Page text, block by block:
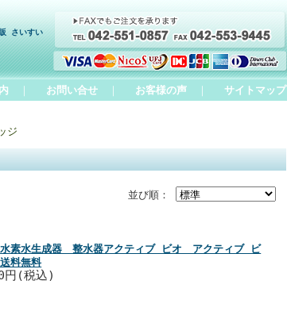
さいすい
お問い合せ お客様の声 サイトマップ
ジ
並び順：
素水生成器 整水器アクティブ ビオ アクティブ ビ
料無料
円(税込)